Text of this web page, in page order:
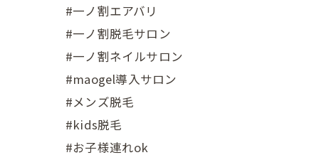
#一ノ割エアバリ
#一ノ割脱毛サロン
#一ノ割ネイルサロン
#maogel導入サロン
#メンズ脱毛
#kids脱毛
#お子様連れok